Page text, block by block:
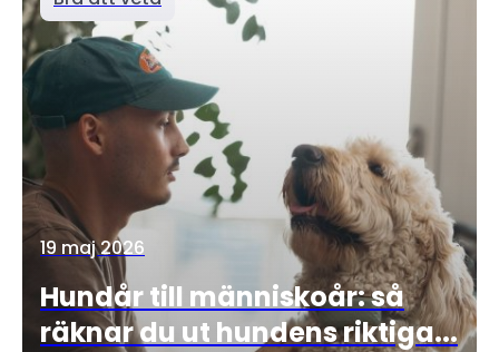
19 maj 2026
Hundår till människoår: så
räknar du ut hundens riktiga...